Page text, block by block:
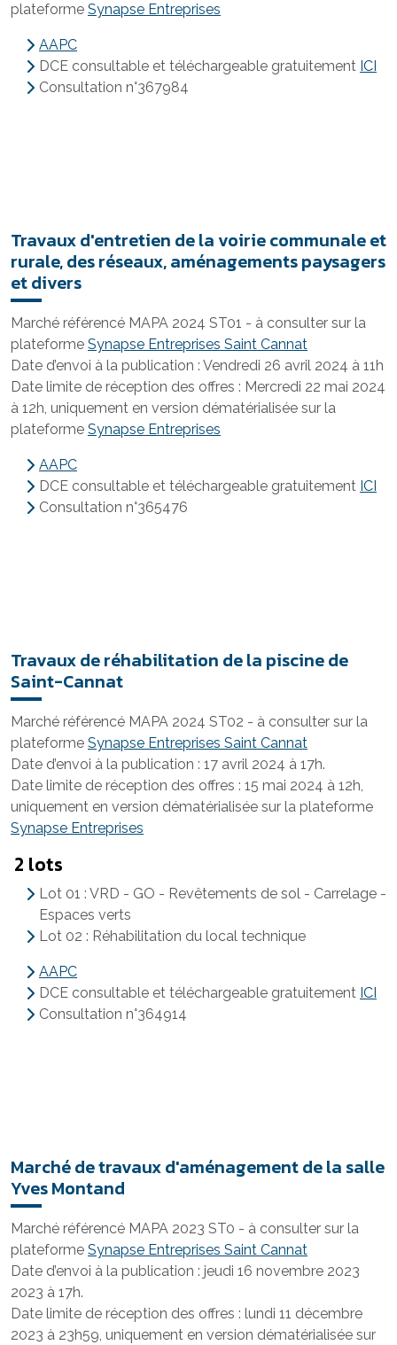
plateforme Synapse Entreprises
AAPC
DCE consultable et téléchargeable gratuitement ICI
Consultation n°367984
Travaux d'entretien de la voirie communale et
rurale, des réseaux, aménagements paysagers
et divers
Marché référencé MAPA 2024 ST01 - à consulter sur la
plateforme Synapse Entreprises Saint Cannat
Date d’envoi à la publication : Vendredi 26 avril 2024 à 11h
Date limite de réception des offres : Mercredi 22 mai 2024
à 12h, uniquement en version dématérialisée sur la
plateforme Synapse Entreprises
AAPC
DCE consultable et téléchargeable gratuitement ICI
Consultation n°365476
Travaux de réhabilitation de la piscine de
Saint-Cannat
Marché référencé MAPA 2024 ST02 - à consulter sur la
plateforme Synapse Entreprises Saint Cannat
Date d’envoi à la publication : 17 avril 2024 à 17h.
Date limite de réception des offres : 15 mai 2024 à 12h,
uniquement en version dématérialisée sur la plateforme
Synapse Entreprises
2 lots
Lot 01 : VRD - GO - Revêtements de sol - Carrelage -
Espaces verts
Lot 02 : Réhabilitation du local technique
AAPC
DCE consultable et téléchargeable gratuitement ICI
Consultation n°364914
Marché de travaux d'aménagement de la salle
Yves Montand
Marché référencé MAPA 2023 ST0 - à consulter sur la
plateforme Synapse Entreprises Saint Cannat
Date d’envoi à la publication : jeudi 16 novembre 2023
2023 à 17h.
Date limite de réception des offres : lundi 11 décembre
2023 à 23h59, uniquement en version dématérialisée sur